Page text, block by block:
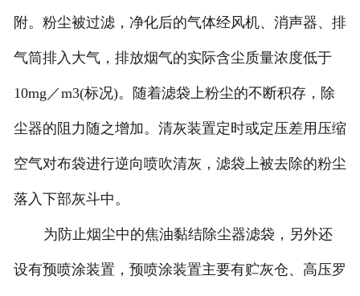
附。粉尘被过滤，净化后的气体经风机、消声器、排
气筒排入大气，排放烟气的实际含尘质量浓度低于
10mg／m3(标况)。随着滤袋上粉尘的不断积存，除
尘器的阻力随之增加。清灰装置定时或定压差用压缩
空气对布袋进行逆向喷吹清灰，滤袋上被去除的粉尘
落入下部灰斗中。
为防止烟尘中的焦油黏结除尘器滤袋，另外还
设有预喷涂装置，预喷涂装置主要有贮灰仓、高压罗